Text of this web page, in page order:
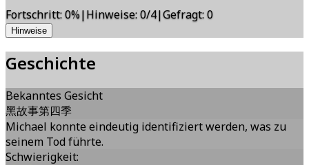
Fortschritt:0%|Hinweise:0/4|Gefragt:0
Hinweise
Geschichte
Bekanntes Gesicht
黑故事第四季
Michael konnte eindeutig identifiziert werden, was zu
seinem Tod führte.
Schwierigkeit: